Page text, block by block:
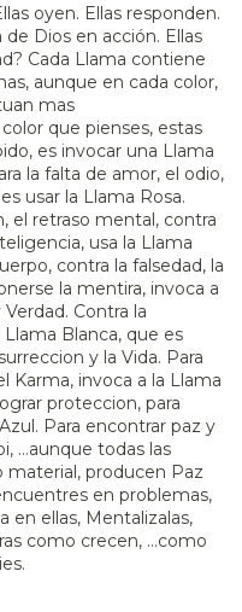
oyen. Ellas responden.
de Dios en acción. Ellas
Cada Llama contiene
aunque en cada color,
mas
que pienses, estas
es invocar una Llama
la falta de amor, el odio,
usar la Llama Rosa.
el retraso mental, contra
usa la Llama
contra la falsedad, la
la mentira, invoca a
Contra la
Blanca, que es
y la Vida. Para
Karma, invoca a la Llama
proteccion, para
Para encontrar paz y
...aunque todas las
producen Paz
en problemas,
en ellas, Mentalizalas,
como crecen, ...como